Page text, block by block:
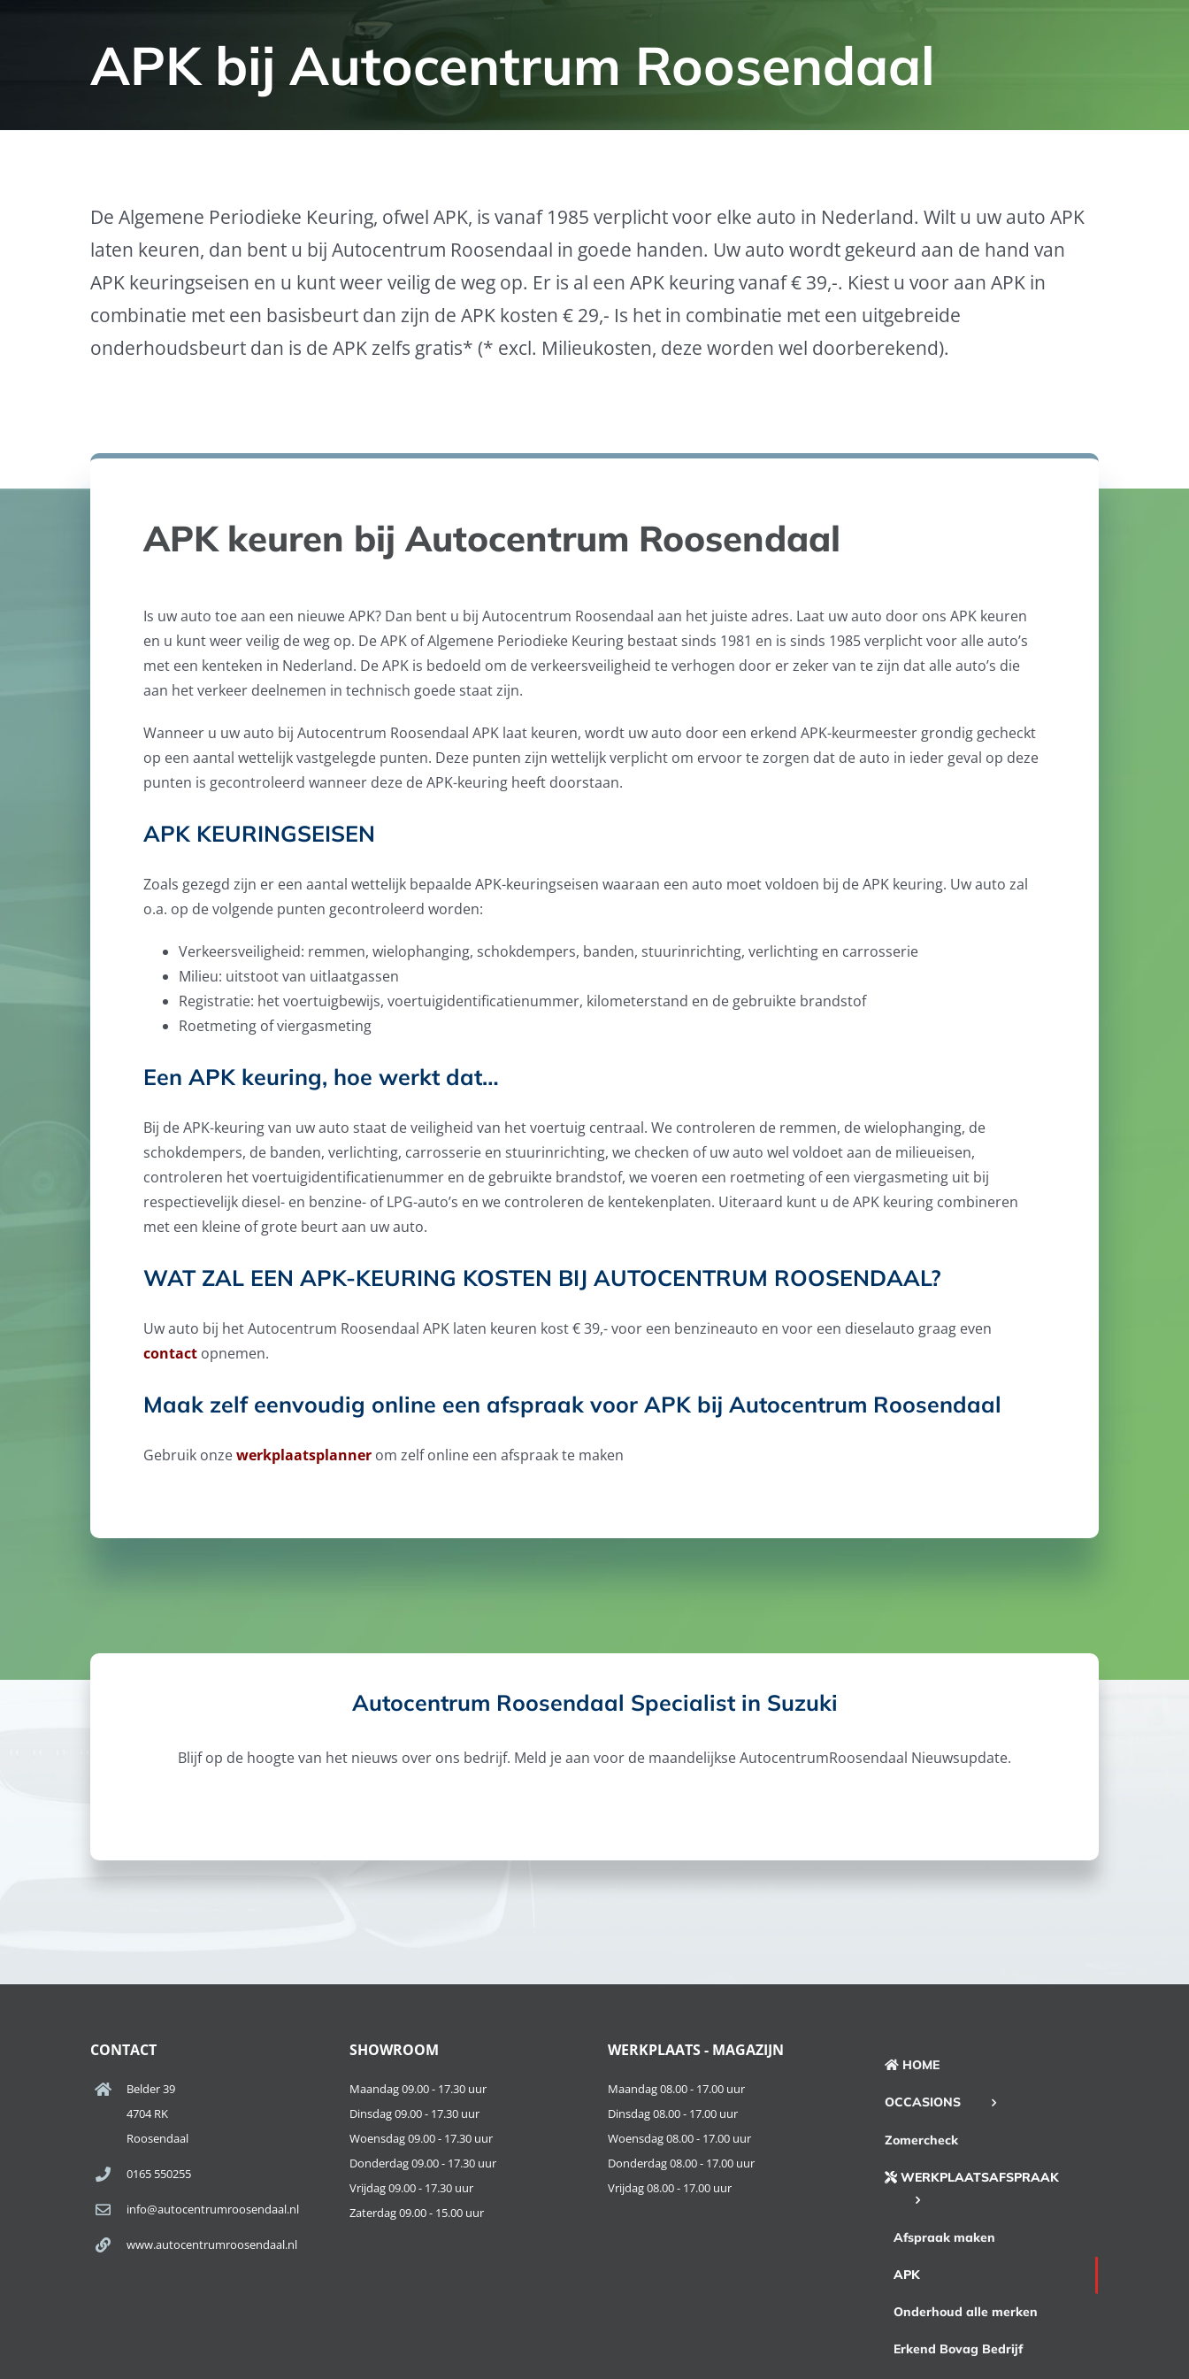
APK bij Autocentrum Roosendaal
De Algemene Periodieke Keuring, ofwel APK, is vanaf 1985 verplicht voor elke auto in Nederland. Wilt u uw auto APK
laten keuren, dan bent u bij Autocentrum Roosendaal in goede handen. Uw auto wordt gekeurd aan de hand van
APK keuringseisen en u kunt weer veilig de weg op. Er is al een APK keuring vanaf € 39,-. Kiest u voor aan APK in
combinatie met een basisbeurt dan zijn de APK kosten € 29,- Is het in combinatie met een uitgebreide
onderhoudsbeurt dan is de APK zelfs gratis* (* excl. Milieukosten, deze worden wel doorberekend).
APK keuren bij Autocentrum Roosendaal
Is uw auto toe aan een nieuwe APK? Dan bent u bij Autocentrum Roosendaal aan het juiste adres. Laat uw auto door ons APK keuren
en u kunt weer veilig de weg op. De APK of Algemene Periodieke Keuring bestaat sinds 1981 en is sinds 1985 verplicht voor alle auto’s
met een kenteken in Nederland. De APK is bedoeld om de verkeersveiligheid te verhogen door er zeker van te zijn dat alle auto’s die
aan het verkeer deelnemen in technisch goede staat zijn.
Wanneer u uw auto bij Autocentrum Roosendaal APK laat keuren, wordt uw auto door een erkend APK-keurmeester grondig gecheckt
op een aantal wettelijk vastgelegde punten. Deze punten zijn wettelijk verplicht om ervoor te zorgen dat de auto in ieder geval op deze
punten is gecontroleerd wanneer deze de APK-keuring heeft doorstaan.
APK KEURINGSEISEN
Zoals gezegd zijn er een aantal wettelijk bepaalde APK-keuringseisen waaraan een auto moet voldoen bij de APK keuring. Uw auto zal
o.a. op de volgende punten gecontroleerd worden:
Verkeersveiligheid: remmen, wielophanging, schokdempers, banden, stuurinrichting, verlichting en carrosserie
Milieu: uitstoot van uitlaatgassen
Registratie: het voertuigbewijs, voertuigidentificatienummer, kilometerstand en de gebruikte brandstof
Roetmeting of viergasmeting
Een APK keuring, hoe werkt dat…
Bij de APK-keuring van uw auto staat de veiligheid van het voertuig centraal. We controleren de remmen, de wielophanging, de
schokdempers, de banden, verlichting, carrosserie en stuurinrichting, we checken of uw auto wel voldoet aan de milieueisen,
controleren het voertuigidentificatienummer en de gebruikte brandstof, we voeren een roetmeting of een viergasmeting uit bij
respectievelijk diesel- en benzine- of LPG-auto’s en we controleren de kentekenplaten. Uiteraard kunt u de APK keuring combineren
met een kleine of grote beurt aan uw auto.
WAT ZAL EEN APK-KEURING KOSTEN BIJ AUTOCENTRUM ROOSENDAAL?
Uw auto bij het Autocentrum Roosendaal APK laten keuren kost € 39,- voor een benzineauto en voor een dieselauto graag even
contact opnemen.
Maak zelf eenvoudig online een afspraak voor APK bij Autocentrum Roosendaal
Gebruik onzewerkplaatsplanner om zelf online een afspraak te maken
Autocentrum Roosendaal Specialist in Suzuki
Blijf op de hoogte van het nieuws over ons bedrijf. Meld je aan voor de maandelijkse AutocentrumRoosendaal Nieuwsupdate.
CONTACT
Belder 39
4704 RK
Roosendaal
0165 550255
info@autocentrumroosendaal.nl
www.autocentrumroosendaal.nl
SHOWROOM
Maandag 09.00 - 17.30 uur
Dinsdag 09.00 - 17.30 uur
Woensdag 09.00 - 17.30 uur
Donderdag 09.00 - 17.30 uur
Vrijdag 09.00 - 17.30 uur
Zaterdag 09.00 - 15.00 uur
WERKPLAATS - MAGAZIJN
Maandag 08.00 - 17.00 uur
Dinsdag 08.00 - 17.00 uur
Woensdag 08.00 - 17.00 uur
Donderdag 08.00 - 17.00 uur
Vrijdag 08.00 - 17.00 uur
HOME
OCCASIONS
Zomercheck
WERKPLAATSAFSPRAAK
Afspraak maken
APK
Onderhoud alle merken
Erkend Bovag Bedrijf